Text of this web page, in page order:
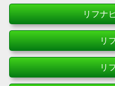
リフナ
リ
リ